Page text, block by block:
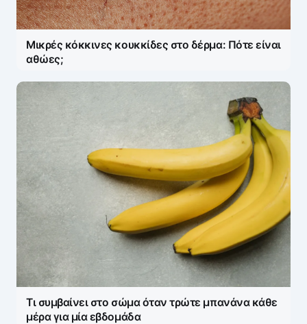
Μικρές κόκκινες κουκκίδες στο δέρμα: Πότε είναι
αθώες;
Τι συμβαίνει στο σώμα όταν τρώτε μπανάνα κάθε
μέρα για μία εβδομάδα